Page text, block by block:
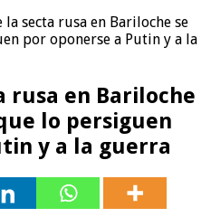
secta rusa en Bariloche se
por oponerse a Putin y a la
rusa en Bariloche
lo persiguen
y a la guerra